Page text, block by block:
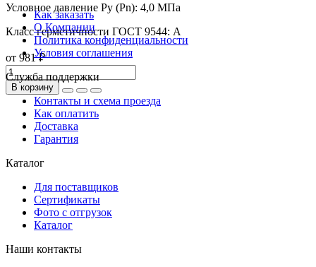
Условное давление Ру (Pn): 4,0 МПа
Класс герметичности ГОСТ 9544: А
от 981 ₽
В корзину
Как заказать
О Компании
Политика конфиденциальности
Условия соглашения
Служба поддержки
Контакты и схема проезда
Как оплатить
Доставка
Гарантия
Каталог
Для поставщиков
Сертификаты
Фото с отгрузок
Каталог
Наши контакты